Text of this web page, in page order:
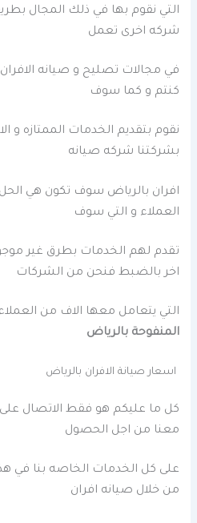
التي نقوم بها في ذلك المجال
شركه اخرى تعمل
في مجالات تصليح و صيانه
كنتم و كما سوف
نقوم بتقديم الخدمات الممتازه و
بشركتنا شركه صيانه
افران بالرياض سوف تكون هي الحل
العملاء و التي سوف
تقدم لهم الخدمات بطرق غير
اخر بالضبط فنحن من الشركات
التي يتعامل معها الاف من
المنفوحة بالرياض
اسعار صيانة الافران بالرياض
كل ما عليكم هو فقط الاتصال على
معنا من اجل الحصول
على كل الخدمات الخاصه بنا في
من خلال صيانه افران